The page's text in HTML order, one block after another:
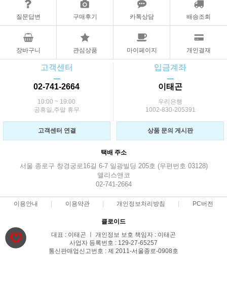
질문답변 구매후기 카톡상담 배송조회
장바구니 관심상품 마이페이지 개인결재
고객센터
ㅡ
02-741-2664
10:00 ~ 19:00
공휴일,주말 휴무
입금계좌
ㅡ
이태곤
우리은행
1002-830-205391
고객센터 연결 상품 문의 게시판
택배 주소
서울 종로구 창경궁로16길 6-7 일광빌딩 205호 (우편번호 03128)
앨리스앤코
02-741-2664
이용안내 이용약관 개인정보처리방침 PC버전
클로이드
대표 : 이태곤 ㅣ 개인정보 보호 책임자 : 이태곤
사업자 등록번호 : 129-27-65257
통신판매업신고번호 : 제 2011-서울종로-0908호